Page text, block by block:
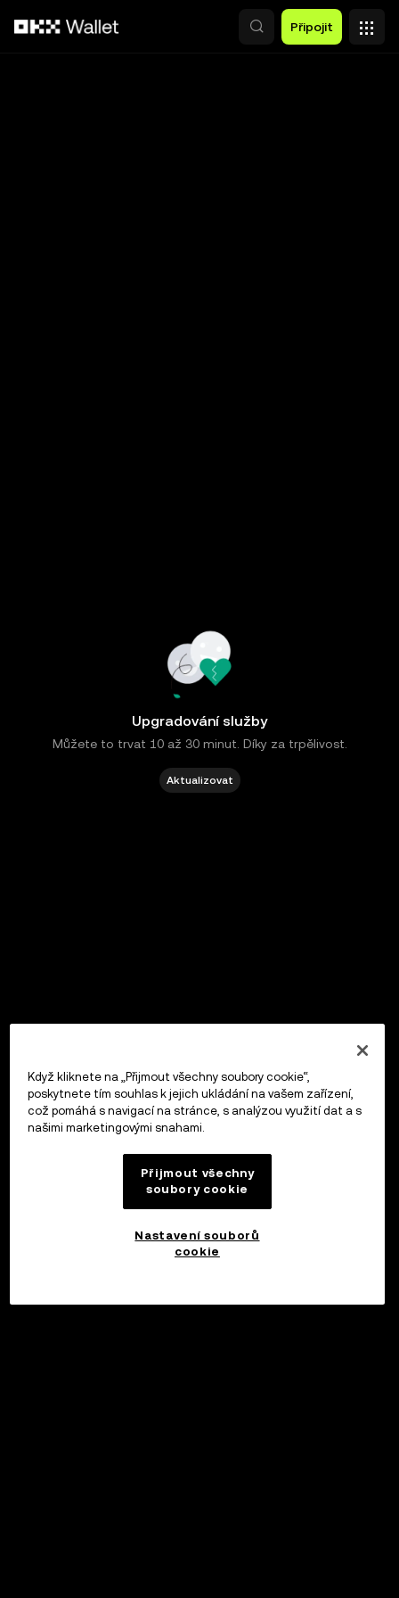
Připojit
Upgradování služby
Můžete to trvat 10 až 30 minut. Díky za trpělivost.
Aktualizovat
Když kliknete na „Přijmout všechny soubory cookie“,
poskytnete tím souhlas k jejich ukládání na vašem zařízení,
což pomáhá s navigací na stránce, s analýzou využití dat a s
našimi marketingovými snahami.
Přijmout všechny
soubory cookie
Nastavení souborů
cookie